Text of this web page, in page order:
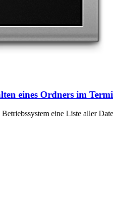
eines Ordners im
eine Liste aller